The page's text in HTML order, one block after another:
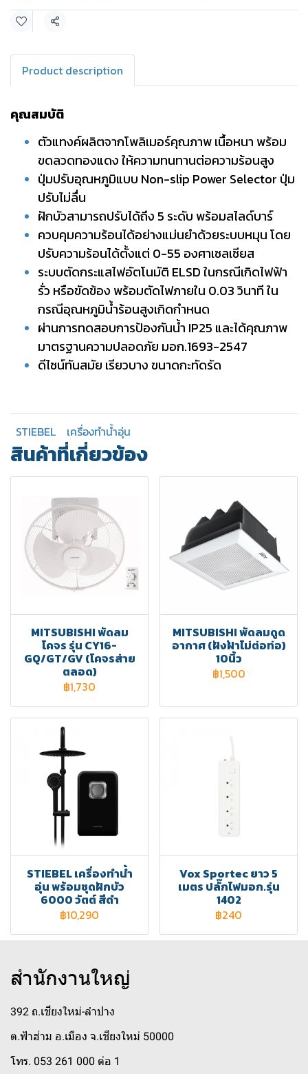
แชร์
Product description
คุณสมบัติ
ตัวแทงค์ผลิตจากโพลิเมอร์คุณภาพ เนื้อหนา พร้อม
ขดลวดทองแดง ให้ความทนทานต่อความร้อนสูง
ปุ่มปรับอุณหภูมิแบบ Non-slip Power Selector ปุ่ม
ปรับไม่ลื่น
ฝักบัวสามารถปรับได้ถึง 5 ระดับ พร้อมสไลด์บาร์
ควบคุมความร้อนได้อย่างแม่นยำด้วยระบบหมุน โดย
ปรับความร้อนได้ตั้งแต่ 0-55 องศาเซลเซียส
ระบบตัดกระแสไฟอัตโนมัติ ELSD ในกรณีเกิดไฟฟ้า
รั่ว หรือขัดข้อง พร้อมตัดไฟภายใน 0.03 วินาที ใน
กรณีอุณหภูมิน้ำร้อนสูงเกิดกำหนด
ผ่านการทดสอบการป้องกันน้ำ IP25 และได้คุณภาพ
มาตรฐานความปลอดภัย มอก.1693-2547
ดีไซน์ทันสมัย เรียวบาง ขนาดกะทัดรัด
STIEBEL เครื่องทำน้ำอุ่น
สินค้าที่เกี่ยวข้อง
MITSUBISHI พัดลม
โคจร รุ่น CY16-
GQ/GT/GV (โคจรส่าย
ตลอด)
฿1,730
MITSUBISHI พัดลมดูด
อากาศ (ฝังฝ้าไม่ต่อท่อ)
10นิ้ว
฿1,500
STIEBEL เครื่องทำน้ำ
อุ่น พร้อมชุดฝักบัว
6000 วัตต์ สีดำ
฿10,290
Vox Sportec ยาว 5
เมตร ปลั๊กไฟมอก.รุ่น
1402
฿240
สำนักงานใหญ่
392 ถ.เชียงใหม่-ลำปาง
ต.ฟ้าฮ่าม อ.เมือง จ.เชียงใหม่ 50000
โทร. 053 261 000 ต่อ 1